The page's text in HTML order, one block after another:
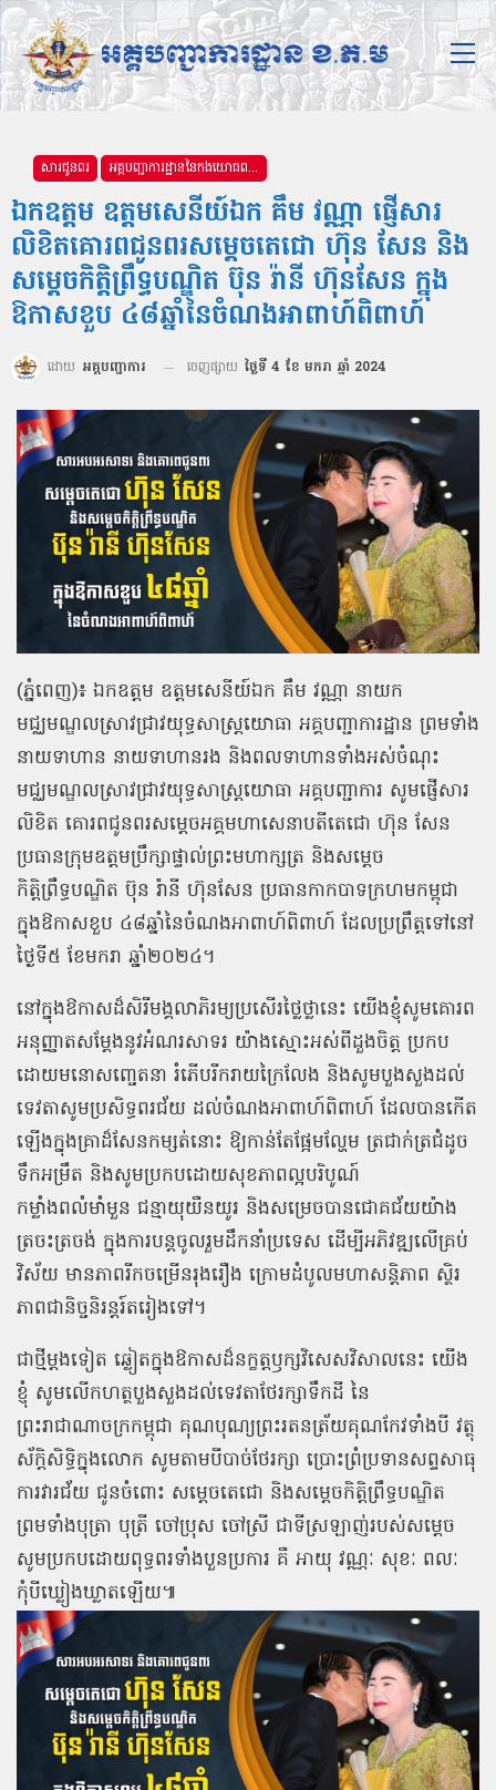
សារជូនពរ អគ្គបញ្ជាការដ្ឋាននៃកងយោធពលខេមរភូមិន្ទ
ឯកឧត្ដម ឧត្តមសេនីយ៍ឯក គឹម វណ្ណា ផ្ញើសារ
លិខិតគោរពជូនពរសម្តេចតេជោ ហ៊ុន សែន និង
សម្តេចកិត្តិព្រឹទ្ធបណ្ឌិត ប៊ុន រ៉ានី ហ៊ុនសែន ក្នុង
ឱកាសខួប ៤៨ឆ្នាំនៃចំណងអាពាហ៍ពិពាហ៍
ដោយ អគ្គបញ្ជាការ ចេញផ្សាយ ថ្ងៃទី 4 ខែ មករា ឆ្នាំ 2024
(ភ្នំពេញ)៖ ឯកឧត្ដម ឧត្តមសេនីយ៍ឯក គឹម វណ្ណា នាយក
មជ្ឈមណ្ឌលស្រាវជ្រាវយុទ្ធសាស្ត្រយោធា អគ្គបញ្ជាការដ្ឋាន ព្រមទាំង
នាយទាហាន នាយទាហានរង និងពលទាហានទាំងអស់ចំណុះ
មជ្ឈមណ្ឌលស្រាវជ្រាវយុទ្ធសាស្ត្រយោធា អគ្គបញ្ជាការ សូមផ្ញើសារ
លិខិត គោរពជូនពរសម្តេចអគ្គមហាសេនាបតីតេជោ ហ៊ុន សែន
ប្រធានក្រុមឧត្តមប្រឹក្សាផ្ទាល់ព្រះមហាក្សត្រ និងសម្តេច
កិត្តិព្រឹទ្ធបណ្ឌិត ប៊ុន រ៉ានី ហ៊ុនសែន ប្រធានកាកបាទក្រហមកម្ពុជា
ក្នុងឱកាសខួប ៤៨ឆ្នាំនៃចំណងអាពាហ៍ពិពាហ៍ ដែលប្រព្រឹត្តទៅនៅ
ថ្ងៃទី៥ ខែមករា ឆ្នាំ២០២៤។
នៅក្នុងឱកាសដ៏សិរីមង្គលាភិរម្យប្រសើរថ្លៃថ្លានេះ យើងខ្ញុំសូមគោរព
អនុញ្ញាតសម្តែងនូវអំណរសាទរ យ៉ាងស្មោះអស់ពីដួងចិត្ត ប្រកប
ដោយមនោសញ្ចេតនា រំភើបរីករាយក្រៃលែង និងសូមបួងសួងដល់
ទេវតាសូមប្រសិទ្ធពរជ័យ ដល់ចំណងអាពាហ៍ពិពាហ៍ ដែលបានកើត
ឡើងក្នុងគ្រាដ៏សែនកម្សត់នោះ ឱ្យកាន់តែផ្អែមល្ហែម ត្រជាក់ត្រជំដូច
ទឹកអម្រឹត និងសូមប្រកបដោយសុខភាពល្អបរិបូណ៍
កម្លាំងពលំមាំមួន ជន្មាយុយឺនយូរ និងសម្រេចបានជោគជ័យយ៉ាង
ត្រចះត្រចង់ ក្នុងការបន្តចូលរួមដឹកនាំប្រទេស ដើម្បីអភិវឌ្ឍលើគ្រប់
វិស័យ មានភាពរីកចម្រើនរុងរឿង ក្រោមដំបូលមហាសន្តិភាព ស្ថិរ
ភាពជានិច្ចនិរន្តរ៍តរៀងទៅ។
ជាថ្មីម្ដងទៀត ឆ្លៀតក្នុងឱកាសដ៏នក្ខត្តឫក្សវិសេសវិសាលនេះ យើង
ខ្ញុំ សូមលើកហត្ថបួងសួងដល់ទេវតាថែរក្សាទឹកដី នៃ
ព្រះរាជាណាចក្រកម្ពុជា គុណបុណ្យព្រះរតនត្រ័យគុណកែវទាំងបី វត្ថុ
ស័ក្តិសិទ្ធិក្នុងលោក សូមតាមបីបាច់ថែរក្សា ប្រោះព្រំប្រទានសព្ទសាធុ
ការវារជ័យ ជូនចំពោះ សម្តេចតេជោ និងសម្តេចកិត្តិព្រឹទ្ធបណ្ឌិត
ព្រមទាំងបុត្រា បុត្រី ចៅប្រុស ចៅស្រី ជាទីស្រឡាញ់របស់សម្តេច
សូមប្រកបដោយពុទ្ធពរទាំងបួនប្រការ គឺ អាយុ វណ្ណៈ សុខៈ ពលៈ
កុំបីឃ្លៀងឃ្លាតឡើយ៕